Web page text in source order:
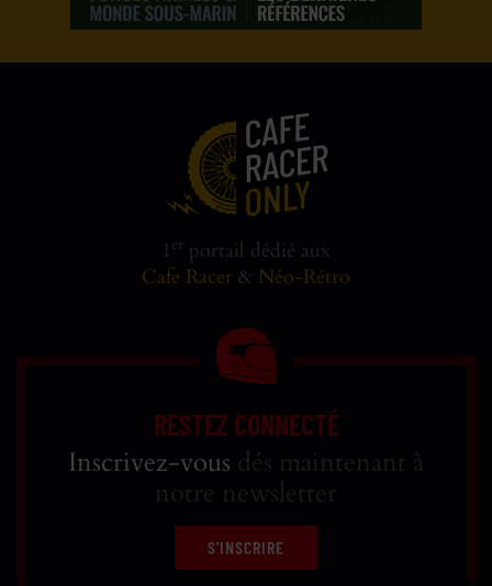
1 er portail dédié aux
Cafe Racer & Néo-Rétro
RESTEZ CONNECTÉ
Inscrivez-vous dés maintenant à
notre newsletter
S'INSCRIRE